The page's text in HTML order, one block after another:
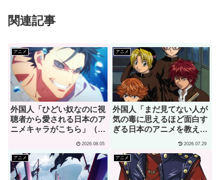
関連記事
アニメ
外国人「ひどい奴なのに視
聴者から愛される日本のア
ニメキャラがこちら」（海
2026.08.05
アニメ
外国人「まだ見てない人が
気の毒に思えるほど面白す
ぎる日本のアニメを教え
2026.07.29
アニメ アニメ